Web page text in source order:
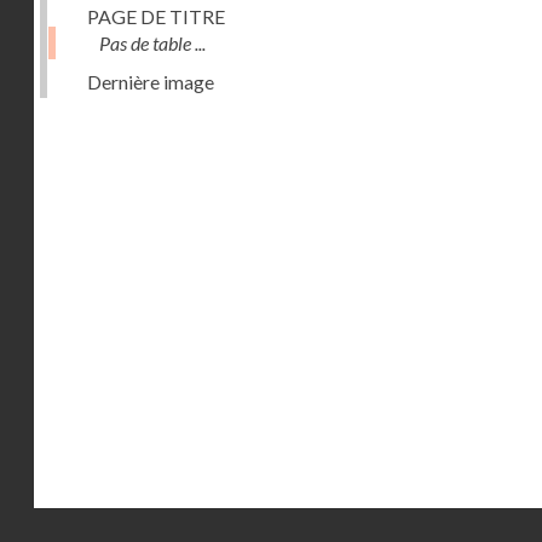
PAGE DE TITRE
Pas de table ...
Dernière image